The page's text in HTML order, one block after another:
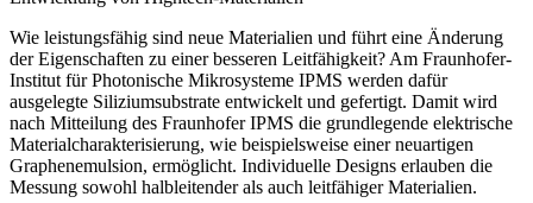
Wie leistungsfähig sind neue Materialien und führt eine Änderung
der Eigenschaften zu einer besseren Leitfähigkeit? Am Fraunhofer-
Institut für Photonische Mikrosysteme IPMS werden dafür
ausgelegte Siliziumsubstrate entwickelt und ­gefertigt. Damit wird
nach Mitteilung des Fraunhofer IPMS die grundlegende elektrische
Materialcharakterisierung, wie beispielsweise einer neuartigen
Graphenemulsion, ermöglicht. Individuelle Designs erlauben die
Messung sowohl halb­leitender als auch leitfähiger Materialien.